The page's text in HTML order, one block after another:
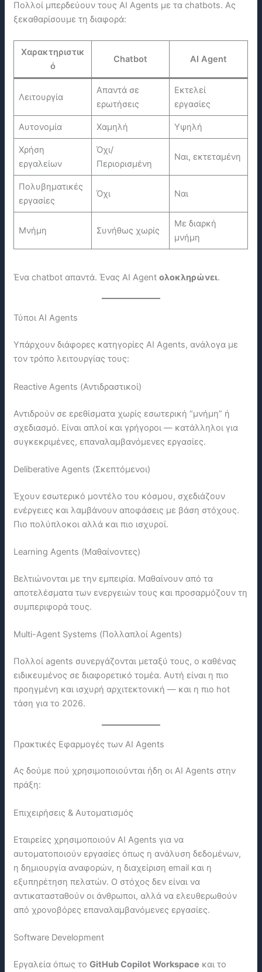
Πολλοί μπερδεύουν τους AI Agents με τα chatbots. Ας
ξεκαθαρίσουμε τη διαφορά:
Χαρακτηριστικ
ό
Chatbot AI Agent
Λειτουργία
Απαντά σε
ερωτήσεις
Εκτελεί
εργασίες
Αυτονομία Χαμηλή Υψηλή
Χρήση
εργαλείων
Όχι/
Περιορισμένη
Ναι, εκτεταμένη
Πολυβηματικές
εργασίες
Όχι Ναι
Μνήμη Συνήθως χωρίς
Με διαρκή
μνήμη
Ένα chatbot απαντά. Ένας AI Agentολοκληρώνει.
Τύποι AI Agents
Υπάρχουν διάφορες κατηγορίες AI Agents, ανάλογα με
τον τρόπο λειτουργίας τους:
Reactive Agents (Αντιδραστικοί)
Αντιδρούν σε ερεθίσματα χωρίς εσωτερική “μνήμη” ή
σχεδιασμό. Είναι απλοί και γρήγοροι — κατάλληλοι για
συγκεκριμένες, επαναλαμβανόμενες εργασίες.
Deliberative Agents (Σκεπτόμενοι)
Έχουν εσωτερικό μοντέλο του κόσμου, σχεδιάζουν
ενέργειες και λαμβάνουν αποφάσεις με βάση στόχους.
Πιο πολύπλοκοι αλλά και πιο ισχυροί.
Learning Agents (Μαθαίνοντες)
Βελτιώνονται με την εμπειρία. Μαθαίνουν από τα
αποτελέσματα των ενεργειών τους και προσαρμόζουν τη
συμπεριφορά τους.
Multi-Agent Systems (Πολλαπλοί Agents)
Πολλοί agents συνεργάζονται μεταξύ τους, ο καθένας
ειδικευμένος σε διαφορετικό τομέα. Αυτή είναι η πιο
προηγμένη και ισχυρή αρχιτεκτονική — και η πιο hot
τάση για το 2026.
Πρακτικές Εφαρμογές των AI Agents
Ας δούμε πού χρησιμοποιούνται ήδη οι AI Agents στην
πράξη:
Επιχειρήσεις & Αυτοματισμός
Εταιρείες χρησιμοποιούν AI Agents για να
αυτοματοποιούν εργασίες όπως η ανάλυση δεδομένων,
η δημιουργία αναφορών, η διαχείριση email και η
εξυπηρέτηση πελατών. Ο στόχος δεν είναι να
αντικατασταθούν οι άνθρωποι, αλλά να ελευθερωθούν
από χρονοβόρες επαναλαμβανόμενες εργασίες.
Software Development
Εργαλεία όπως τοGitHub Copilot Workspace και το